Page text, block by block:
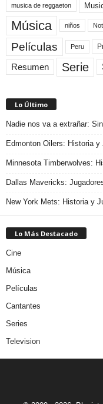
musica de reggaeton
Música niños
Películas Peru
Resumen Serie
Lo Último
Nadie nos va a extrañar:
Edmonton Oilers: Historia
Minnesota Timberwolves:
Dallas Mavericks:
New York Mets: Historia y
Lo Más Destacado
Cine
Música
Películas
Cantantes
Series
Television